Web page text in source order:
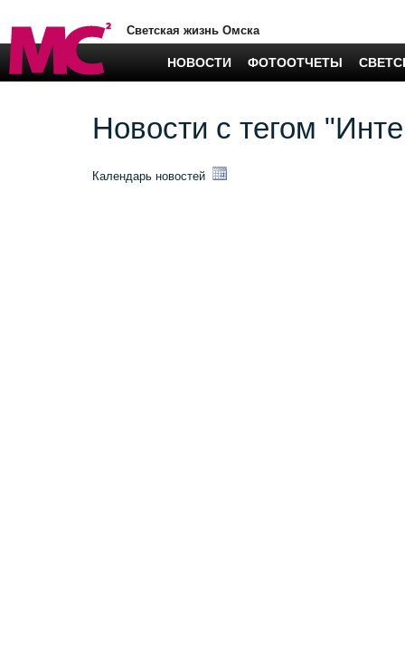
Светская жизнь Омска
НОВОСТИ ФОТООТЧЕТЫ
Новости с тегом
Календарь новостей